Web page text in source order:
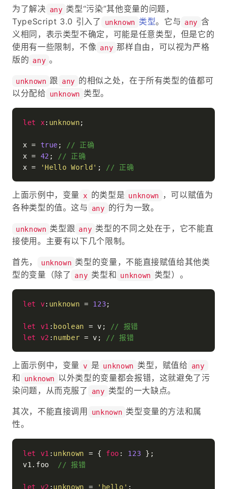
为了解决 any 类型“污染”其他变量的问题，
TypeScript 3.0 引入了
unknown 类型。它与 any 含
义相同，表示类型不确定，可能是任意类型，但是它的
使用有一些限制，不像 any 那样自由，可以视为严格
版的 any 。
unknown 跟 any 的相似之处，在于所有类型的值都可
以分配给
unknown 类型。
let x: unknown;
x = true ; // 正确
x = 42 ;
// 正确
x =
'Hello World' ; // 正确
上面示例中，变量 x 的类型是 unknown
，可以赋值为
各种类型的值。这与
any 的行为一致。
unknown 类型跟 any 类型的不同之处在于，它不能直
接使用。主要有以下几个限制。
首先， unknown 类型的变量，不能直接赋值给其他类
型的变量（除了
any 类型和 unknown 类型）。
let v: unknown = 123;
let v1 : boolean = v;
// 报错
let
v2 : number = v; // 报错
上面示例中，变量 v 是 unknown 类型，赋值给 any
和 unknown 以外类型的变量都会报错，这就避免了污
染问题，从而克服了
any 类型的一大缺点。
其次，不能直接调用 unknown 类型变量的方法和属
性。
let v1 : unknown = { foo : 123 };
v1. foo // 报错
let v2 : unknown = 'hello' ;